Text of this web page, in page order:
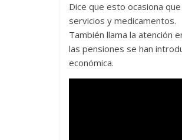
Dice que esto ocasiona
servicios y medicamentos.
También llama la atención
las pensiones se han
económica.